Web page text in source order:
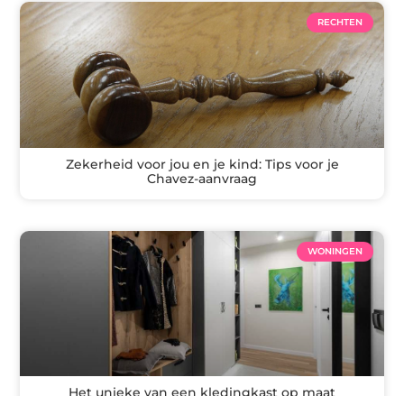
RECHTEN
Zekerheid voor jou en je kind: Tips voor je
Chavez-aanvraag
WONINGEN
Het unieke van een kledingkast op maat